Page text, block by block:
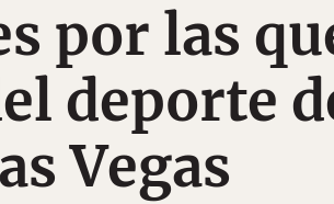
por las
deporte
Vegas